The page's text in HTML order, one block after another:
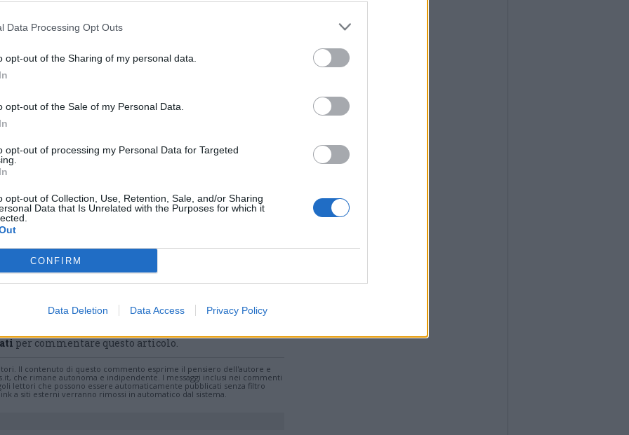
Data Processing Opt Outs
opt-out of the Sharing of my personal data.
opt-out of the Sale of my Personal Data.
opt-out of processing my Personal Data for Targeted
opt-out of Collection, Use, Retention, Sale, and/or Sharing
Data that Is Unrelated with the Purposes for which it
CONFIRM
Data Deletion Data Access Privacy Policy
Via Confalonieri, 5
diagosto
abbiamo a cuore l'informazione del nostro
sempre in prima linea per informarvi in modo
per commentare questo articolo.
Il contenuto di questo commento esprime il pensiero dell'autore e
che rimane autonoma e indipendente. I messaggi inclusi nei commenti
lettori che possono essere automaticamente pubblicati senza filtro
a siti esterni verranno rimossi in automatico dal sistema.